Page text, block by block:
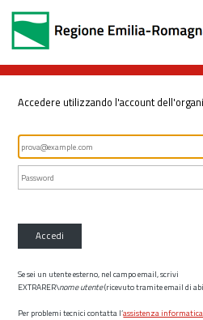
Accedere utilizzando l'account
Accedi
Se sei un utente esterno, nel campo email, scrivi
EXTRARER\nome utente(ricevuto tramite email di
Per problemi tecnici contatta l’assistenza informatica